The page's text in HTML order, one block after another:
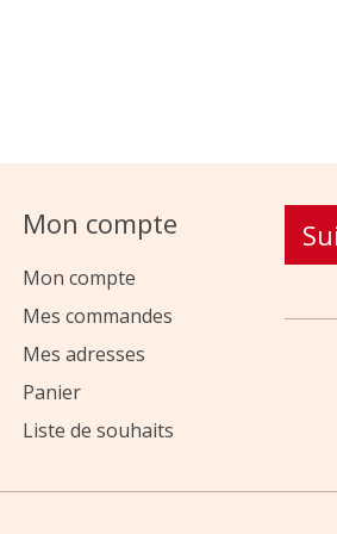
Mon compte
Mon compte
Mes commandes
Mes adresses
Panier
Liste de souhaits